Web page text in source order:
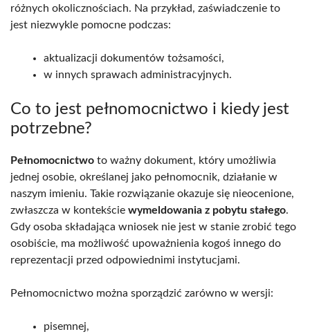
różnych okolicznościach. Na przykład, zaświadczenie to
jest niezwykle pomocne podczas:
aktualizacji dokumentów tożsamości,
w innych sprawach administracyjnych.
Co to jest pełnomocnictwo i kiedy jest
potrzebne?
Pełnomocnictwo to ważny dokument, który umożliwia
jednej osobie, określanej jako pełnomocnik, działanie w
naszym imieniu. Takie rozwiązanie okazuje się nieocenione,
zwłaszcza w kontekście wymeldowania z pobytu stałego.
Gdy osoba składająca wniosek nie jest w stanie zrobić tego
osobiście, ma możliwość upoważnienia kogoś innego do
reprezentacji przed odpowiednimi instytucjami.
Pełnomocnictwo można sporządzić zarówno w wersji:
pisemnej,